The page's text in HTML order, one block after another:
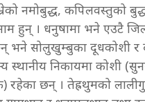
नमोबुद्ध, कपिलवस्तुको
हुन् । धनुषामा भने एउटै
भने सोलुखुम्बुका दूधकोशी र
स्थानीय निकायमा कोशी
रहेका छन् । तेह्रथुमको